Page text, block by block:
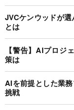
JVCケンウッドが
とは
【警告】AIプロジ
策は
AIを前提とした業
挑戦